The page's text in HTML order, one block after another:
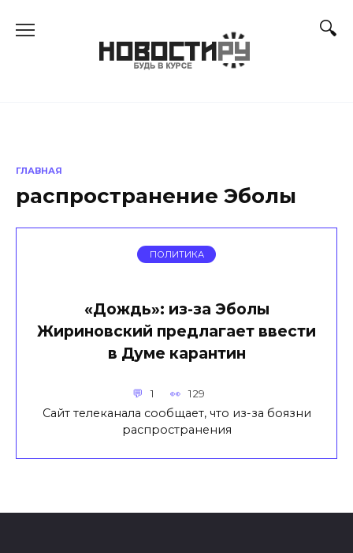
ГЛАВНАЯ
распространение Эболы
ПОЛИТИКА
«Дождь»: из-за Эболы
Жириновский предлагает ввести
в Думе карантин
1 129
Сайт телеканала сообщает, что из-за боязни
распространения